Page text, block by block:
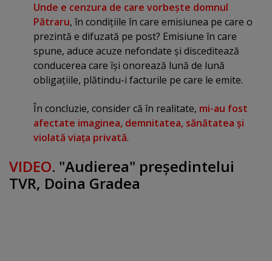
Unde e cenzura de care vorbeşte domnul
Pătraru, în condiţiile în care emisiunea pe care o
prezintă e difuzată pe post? Emisiune în care
spune, aduce acuze nefondate şi disceditează
conducerea care îşi onorează lună de lună
obligaţiile, plătindu-i facturile pe care le emite.
În concluzie, consider că în realitate, mi-au fost
afectate imaginea, demnitatea, sănătatea şi
violată viaţa privată.
VIDEO. "Audierea" preşedintelui
TVR, Doina Gradea